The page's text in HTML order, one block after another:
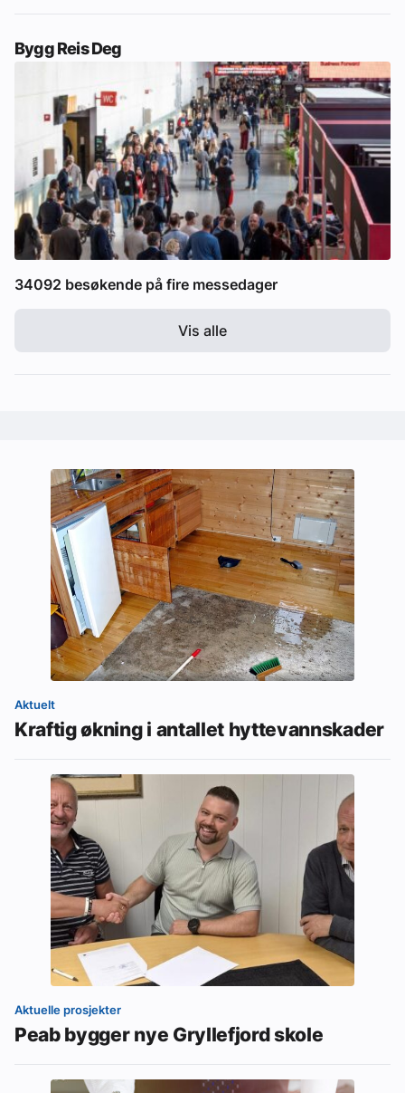
Bygg Reis Deg
34092 besøkende på fire messedager
Vis alle
Aktuelt
Kraftig økning i antallet hyttevannskader
Aktuelle prosjekter
Peab bygger nye Gryllefjord skole